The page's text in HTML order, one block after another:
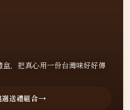
，把真心用一份台灣味好好傳
選送禮組合